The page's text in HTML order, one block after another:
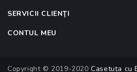
SERVICII CLIENŢI
CONTUL MEU
Copyright © 2019-2020Casetuța cu